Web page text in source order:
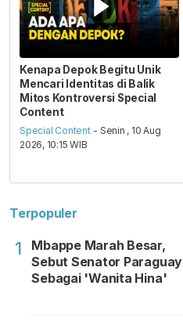
Kenapa Depok Begitu Unik
Mencari Identitas di Balik
Mitos Kontroversi Special
Content
Special Content - Senin , 10 Aug
2026, 10:15 WIB
Terpopuler
1
Mbappe Marah Besar,
Sebut Senator Paraguay
Sebagai 'Wanita Hina'